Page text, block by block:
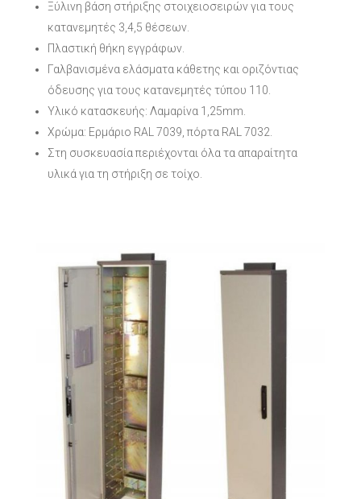
Ξύλινη βάση στήριξης στοιχειοσειρών για τους
κατανεμητές 3,4,5 θέσεων.
Πλαστική θήκη εγγράφων.
Γαλβανισμένα ελάσματα κάθετης και οριζόντιας
όδευσης για τους κατανεμητές τύπου 110.
Υλικό κατασκευής: Λαμαρίνα 1,25mm.
Χρώμα: Ερμάριο RAL 7039, πόρτα RAL 7032.
Στη συσκευασία περιέχονται όλα τα απαραίτητα
υλικά για τη στήριξη σε τοίχο.